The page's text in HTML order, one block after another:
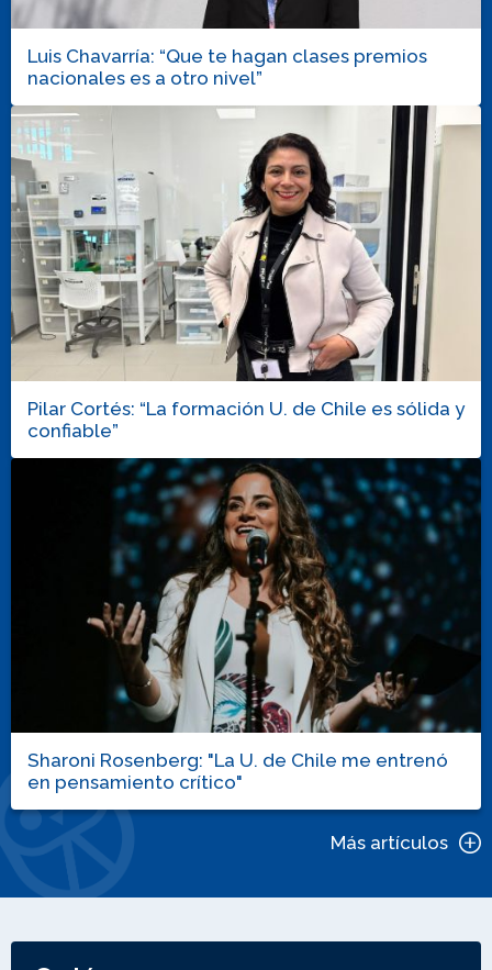
Luis Chavarría: “Que te hagan clases premios
nacionales es a otro nivel”
Pilar Cortés: “La formación U. de Chile es sólida y
confiable”
Sharoni Rosenberg: "La U. de Chile me entrenó
en pensamiento crítico"
Más artículos